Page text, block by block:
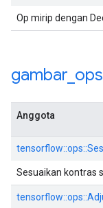
Op mirip dengan
gambar ops
Anggota
Sesuaikan kontras